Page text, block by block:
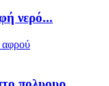
νερό...